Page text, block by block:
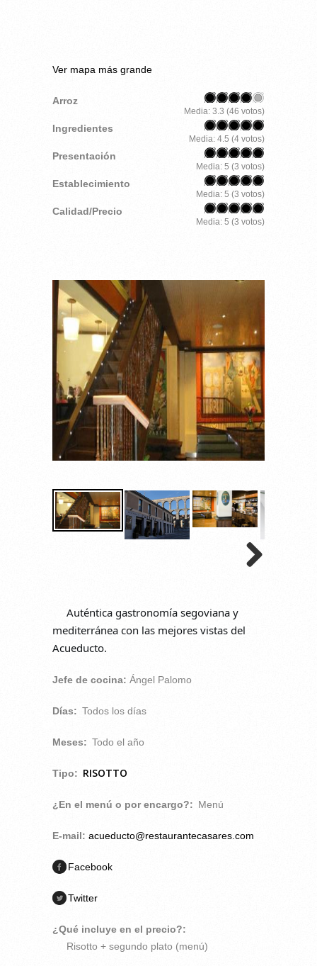
Ver mapa más grande
Arroz
Media: 3.3 (46 votos)
Ingredientes
Media: 4.5 (4 votos)
Presentación
Media: 5 (3 votos)
Establecimiento
Media: 5 (3 votos)
Calidad/Precio
Media: 5 (3 votos)
Auténtica gastronomía segoviana y
mediterránea con las mejores vistas del
Acueducto.
Jefe de cocina: Ángel Palomo
Días: Todos los días
Meses: Todo el año
Tipo: RISOTTO
¿En el menú o por encargo?: Menú
E-mail: acueducto@restaurantecasares.com
Facebook
Twitter
¿Qué incluye en el precio?:
Risotto + segundo plato (menú)